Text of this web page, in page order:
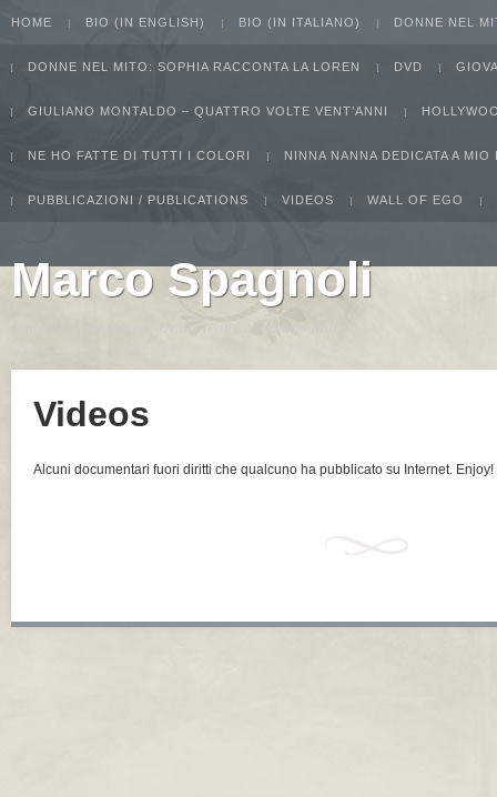
HOME BIO (IN ENGLISH) BIO (IN ITALIANO) DONNE NEL
DONNE NEL MITO: SOPHIA RACCONTA LA LOREN DVD
GIULIANO MONTALDO – QUATTRO VOLTE VENT’ANNI
NE HO FATTE DI TUTTI I COLORI NINNA NANNA DEDICATA A MIO
PUBBLICAZIONI / PUBLICATIONS VIDEOS WALL OF EGO
Marco Spagnoli
Videos
Alcuni documentari fuori diritti che qualcuno ha pubblicato su Internet. Enjoy!